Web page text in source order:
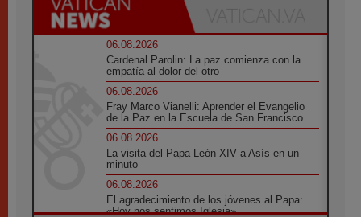
06.08.2026
Cardenal Parolin: La paz comienza con la
empatía al dolor del otro
06.08.2026
Fray Marco Vianelli: Aprender el Evangelio
de la Paz en la Escuela de San Francisco
06.08.2026
La visita del Papa León XIV a Asís en un
minuto
06.08.2026
El agradecimiento de los jóvenes al Papa:
«Hoy nos sentimos Iglesia»